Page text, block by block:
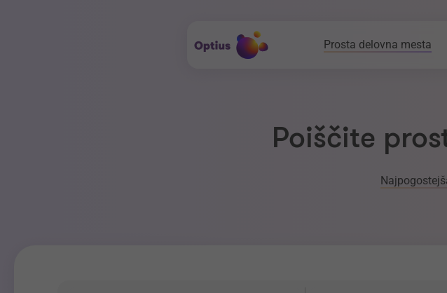
Prosta delovna mesta
Poiščite